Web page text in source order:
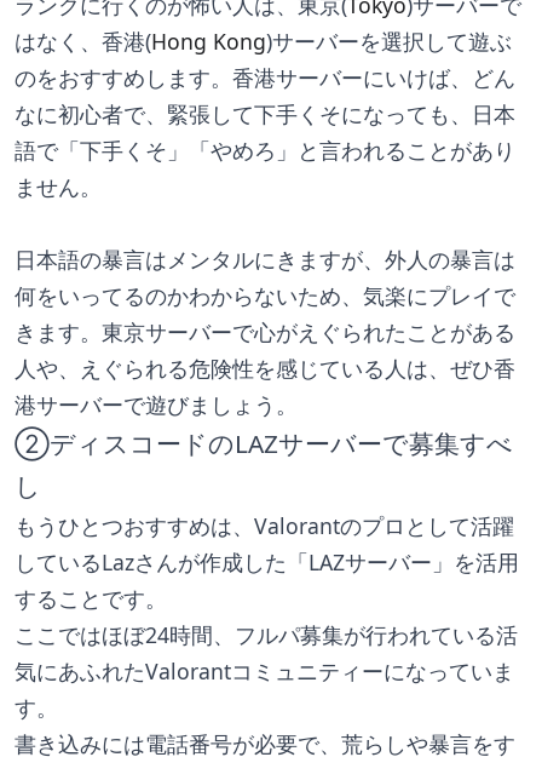
はなく、香港(Hong Kong)サーバーを選択して遊ぶ
のをおすすめします。香港サーバーにいけば、どん
なに初心者で、緊張して下手くそになっても、日本
語で「下手くそ」「やめろ」と言われることがあり
ません。
日本語の暴言はメンタルにきますが、外人の暴言は
何をいってるのかわからないため、気楽にプレイで
きます。東京サーバーで心がえぐられたことがある
人や、えぐられる危険性を感じている人は、ぜひ香
港サーバーで遊びましょう。
②ディスコードのLAZサーバーで募集すべ
し
もうひとつおすすめは、Valorantのプロとして活躍
しているLazさんが作成した「LAZサーバー」を活用
することです。
ここではほぼ24時間、フルパ募集が行われている活
気にあふれたValorantコミュニティーになっていま
す。
書き込みには電話番号が必要で、荒らしや暴言をす